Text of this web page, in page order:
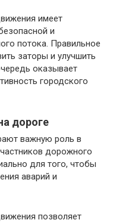
имеет
и
потока. Правильное
заторы и улучшить
оказывает
городского
дороге
важную роль в
дорожного
для того, чтобы
аварий и
позволяет